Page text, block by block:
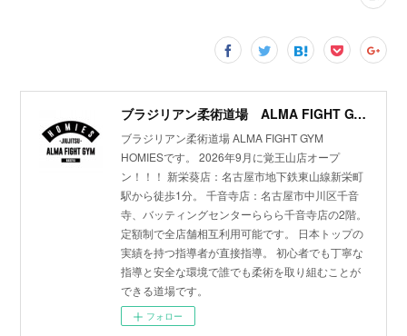
ブラジリアン柔術道場 ALMA FIGHT GYM HOMIES(ホーミーズ)
ブラジリアン柔術道場 ALMA FIGHT GYM
HOMIESです。 2026年9月に覚王山店オープ
ン！！！ 新栄葵店：名古屋市地下鉄東山線新栄町
駅から徒歩1分。 千音寺店：名古屋市中川区千音
寺、バッティングセンターららら千音寺店の2階。
定額制で全店舗相互利用可能です。 日本トップの
実績を持つ指導者が直接指導。 初心者でも丁寧な
指導と安全な環境で誰でも柔術を取り組むことが
できる道場です。
フォロー